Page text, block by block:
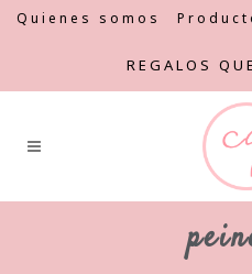
Quienes somos
REGALOS